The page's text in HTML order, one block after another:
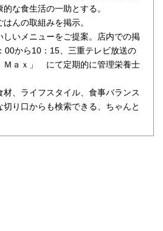
な食生活の一助とする。
んの取組みを掲示。
しいメニューをご提案。店内での掲
00から10：15、三重テレビ放送の
Ｍａｘ」 にて定期的に管理栄養士
材、ライフスタイル、食事バランス
り口からも検索できる、ちゃんと